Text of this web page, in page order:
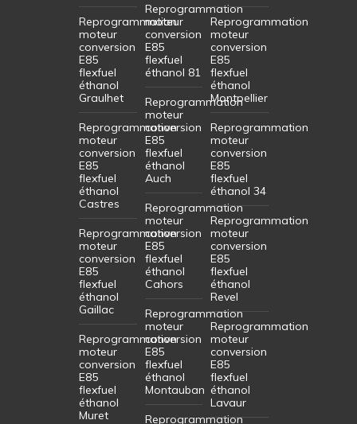
Reprogrammation
moteur
conversion
E85
flexfuel
éthanol
Graulhet
Reprogrammation
moteur
conversion
E85
flexfuel
éthanol
Castres
Reprogrammation
moteur
conversion
E85
flexfuel
éthanol
Gaillac
Reprogrammation
moteur
conversion
E85
flexfuel
éthanol
Muret
Reprogrammation
moteur
conversion
E85
flexfuel
éthanol 81
Reprogrammation
moteur
conversion
E85
flexfuel
éthanol
Auch
Reprogrammation
moteur
conversion
E85
flexfuel
éthanol
Cahors
Reprogrammation
moteur
conversion
E85
flexfuel
éthanol
Montauban
Reprogrammation
Reprogrammation
moteur
conversion
E85
flexfuel
éthanol
Montpellier
Reprogrammation
moteur
conversion
E85
flexfuel
éthanol 34
Reprogrammation
moteur
conversion
E85
flexfuel
éthanol
Revel
Reprogrammation
moteur
conversion
E85
flexfuel
éthanol
Lavaur